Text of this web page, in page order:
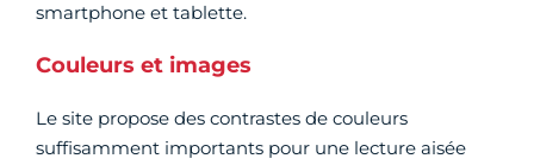
smartphone et tablette.
Couleurs et images
Le site propose des contrastes de couleurs
suffisamment importants pour une lecture aisée